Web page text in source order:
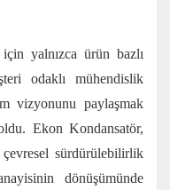
yalnızca ürün bazlı
odaklı mühendislik
vizyonunu paylaşmak
Ekon Kondansatör,
sürdürülebilirlik
dönüşümünde